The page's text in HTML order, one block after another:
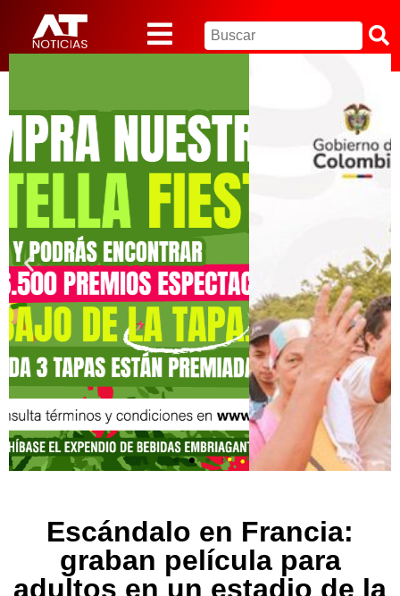
Escándalo en Francia:
graban película para
adultos en un estadio de la